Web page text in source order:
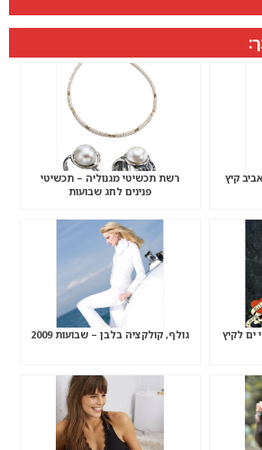
קיץ
רשת תכשיטי מגנוליה – תכשיטי
פנינים לחג שבועות
ים לקיץ
גולף, קולקציה בלבן – שבועות 2009